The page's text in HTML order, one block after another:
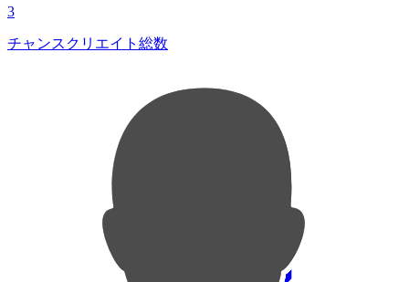
3
チャンスクリエイト総数